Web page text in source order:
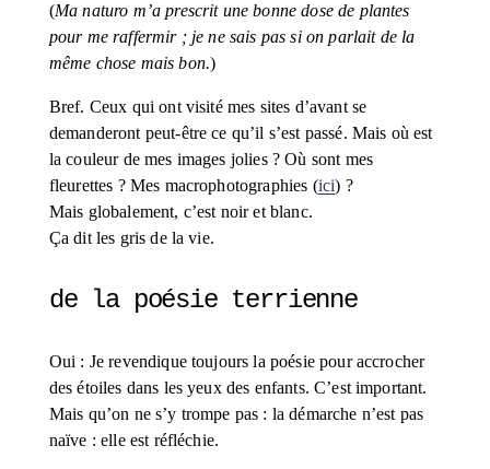
(Ma naturo m’a prescrit une bonne dose de plantes
pour me raffermir ; je ne sais pas si on parlait de la
même chose mais bon.)
Bref. Ceux qui ont visité mes sites d’avant se
demanderont peut-être ce qu’il s’est passé. Mais où est
la couleur de mes images jolies ? Où sont mes
fleurettes ? Mes macrophotographies (ici) ?
Mais globalement, c’est noir et blanc.
Ça dit les gris de la vie.
de la poésie terrienne
Oui : Je revendique toujours la poésie pour accrocher
des étoiles dans les yeux des enfants. C’est important.
Mais qu’on ne s’y trompe pas : la démarche n’est pas
naïve : elle est réfléchie.